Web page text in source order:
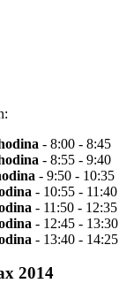
- 8:00 - 8:45
- 8:55 - 9:40
- 9:50 - 10:35
- 10:55 - 11:40
- 11:50 - 12:35
- 12:45 - 13:30
- 13:40 - 14:25
2014